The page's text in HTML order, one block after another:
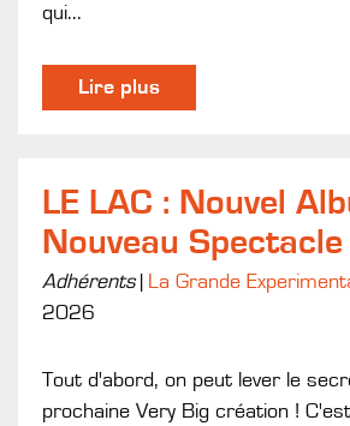
qui...
Lire plus
LE LAC : Nouvel
Nouveau Spectacle
Adhérents La Grande
2026
Tout d'abord, on peut lever le
prochaine Very Big création !